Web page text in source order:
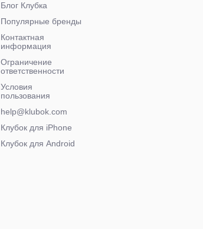
Блог Клубка
Популярные бренды
Контактная
информация
Ограничение
ответственности
Условия
пользования
help@klubok.com
Клубок для iPhone
Клубок для Android